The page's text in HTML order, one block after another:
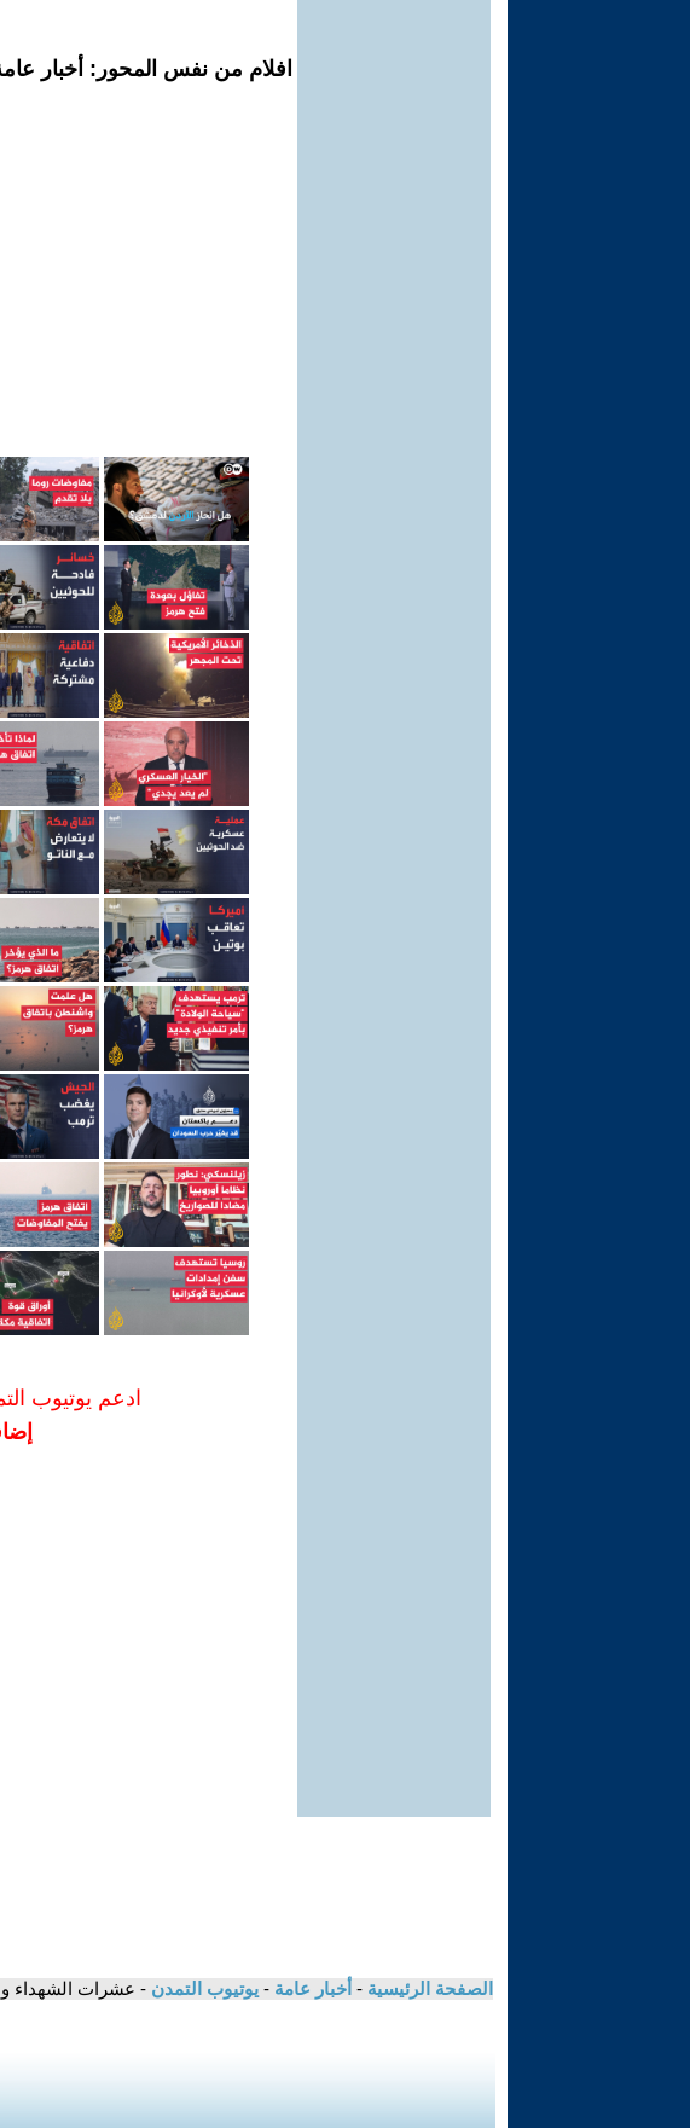
افلام من نفس المحور: أخبار
ادعم يوتيوب
الصفحة الرئيسية - أخبار عامة - يوتيوب التمدن - عشرات الشهداء